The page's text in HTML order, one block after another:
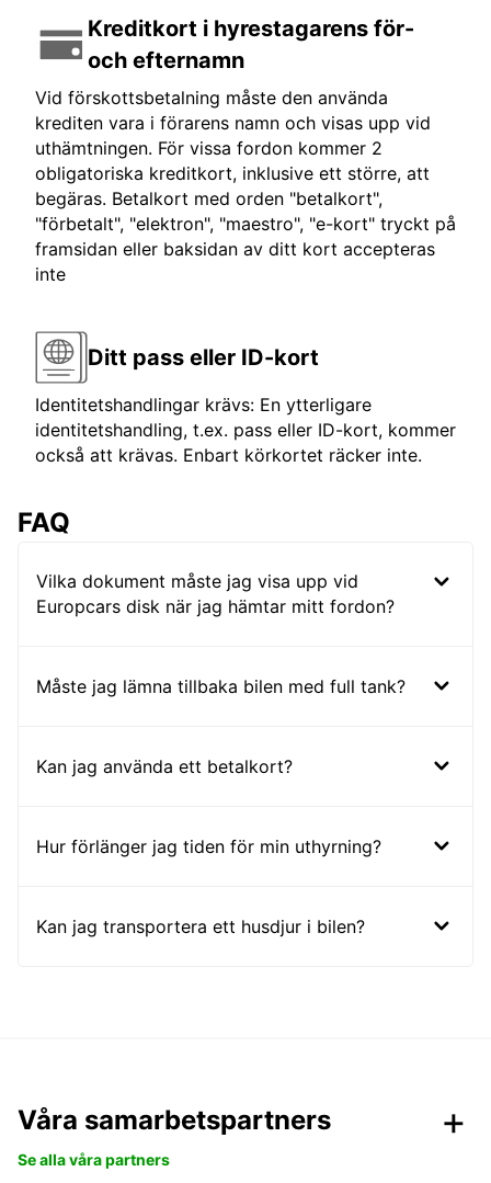
Kreditkort i hyrestagarens för-
och efternamn
Vid förskottsbetalning måste den använda
krediten vara i förarens namn och visas upp vid
uthämtningen. För vissa fordon kommer 2
obligatoriska kreditkort, inklusive ett större, att
begäras. Betalkort med orden "betalkort",
"förbetalt", "elektron", "maestro", "e-kort" tryckt på
framsidan eller baksidan av ditt kort accepteras
inte
Ditt pass eller ID-kort
Identitetshandlingar krävs: En ytterligare
identitetshandling, t.ex. pass eller ID-kort, kommer
också att krävas. Enbart körkortet räcker inte.
FAQ
Vilka dokument måste jag visa upp vid
Europcars disk när jag hämtar mitt fordon?
Måste jag lämna tillbaka bilen med full tank?
Kan jag använda ett betalkort?
Hur förlänger jag tiden för min uthyrning?
Kan jag transportera ett husdjur i bilen?
Våra samarbetspartners
Se alla våra partners